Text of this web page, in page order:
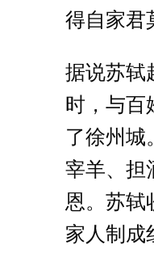
得自家君
据说苏轼
时，与百
了徐州城
宰羊、担
恩。苏轼
家人制成